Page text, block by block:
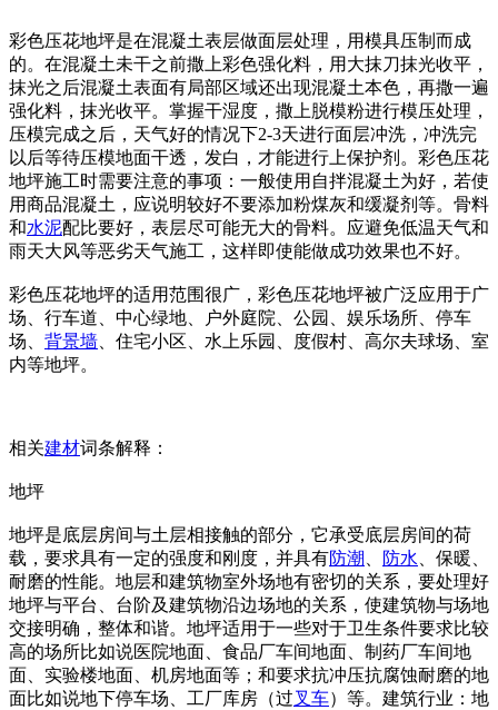
彩色压花地坪是在混凝土表层做面层处理，用模具压制而成
的。在混凝土未干之前撒上彩色强化料，用大抹刀抹光收平，
抹光之后混凝土表面有局部区域还出现混凝土本色，再撒一遍
强化料，抹光收平。掌握干湿度，撒上脱模粉进行模压处理，
压模完成之后，天气好的情况下2-3天进行面层冲洗，冲洗完
以后等待压模地面干透，发白，才能进行上保护剂。彩色压花
地坪施工时需要注意的事项：一般使用自拌混凝土为好，若使
用商品混凝土，应说明较好不要添加粉煤灰和缓凝剂等。骨料
和水泥配比要好，表层尽可能无大的骨料。应避免低温天气和
雨天大风等恶劣天气施工，这样即使能做成功效果也不好。
彩色压花地坪的适用范围很广，彩色压花地坪被广泛应用于广
场、行车道、中心绿地、户外庭院、公园、娱乐场所、停车
场、 背景墙 、住宅小区、水上乐园、度假村、高尔夫球场、室
内等地坪。
相关建材词条解释：
地坪
地坪是底层房间与土层相接触的部分，它承受底层房间的荷
载，要求具有一定的强度和刚度，并具有防潮 防水 、保暖、
耐磨的性能。地层和建筑物室外场地有密切的关系，要处理好
地坪与平台、台阶及建筑物沿边场地的关系，使建筑物与场地
交接明确，整体和谐。地坪适用于一些对于卫生条件要求比较
高的场所比如说医院地面、食品厂车间地面、制药厂车间地
面、实验楼地面、机房地面等；和要求抗冲压抗腐蚀耐磨的地
面比如说地下停车场、工厂库房（过叉车）等。建筑行业：地